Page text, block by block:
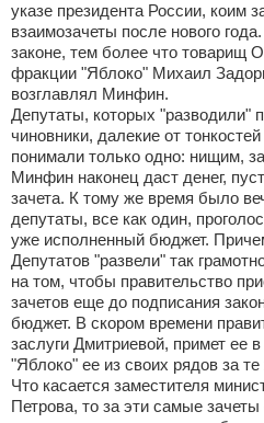
указе президента России, коим
взаимозачеты после нового
законе, тем более что товарищ
фракции "Яблоко" Михаил
возглавлял Минфин.
Депутаты, которых "разводили"
чиновники, далекие от
понимали только одно: нищим,
Минфин наконец даст денег,
зачета. К тому же время было
депутаты, все как один,
уже исполненный бюджет.
Депутатов "развели" так
на том, чтобы правительство
зачетов еще до подписания
бюджет. В скором времени
заслуги Дмитриевой, примет ее
"Яблоко" ее из своих рядов за
Что касается заместителя
Петрова, то за эти самые зачеты